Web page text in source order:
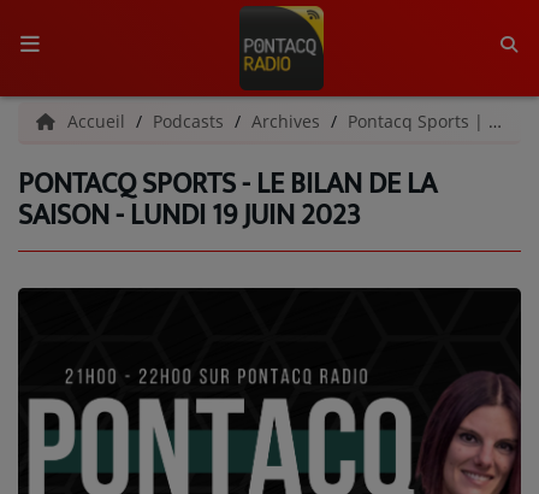
ACCUEIL
RADIO
L'ÉQUIPE
C'ÉTAIT QUOI CE TITRE ?
MÉDIAS
Accueil Podcasts Archives Pontacq Sports | Archives
PONTACQ SPORTS - LE BILAN DE LA
SAISON - LUNDI 19 JUIN 2023